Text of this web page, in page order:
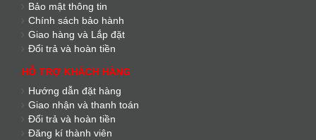
Bảo mật thông tin
Chính sách bảo hành
Giao hàng và Lắp đặt
Đổi trả và hoàn tiền
HỖ TRỢ KHÁCH HÀNG
Hướng dẫn đặt hàng
Giao nhận và thanh toán
Đổi trả và hoàn tiền
Đăng kí thành viên